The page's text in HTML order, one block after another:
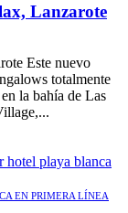
Lanzarote
Este nuevo
totalmente
la bahía de Las
EN PRIMERA LÍNEA